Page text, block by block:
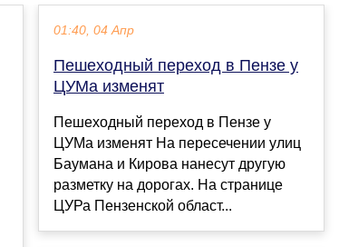
01:40, 04 Апр
Пешеходный переход в Пензе у
ЦУМа изменят
Пешеходный переход в Пензе у
ЦУМа изменят На пересечении улиц
Баумана и Кирова нанесут другую
разметку на дорогах. На странице
ЦУРа Пензенской област...